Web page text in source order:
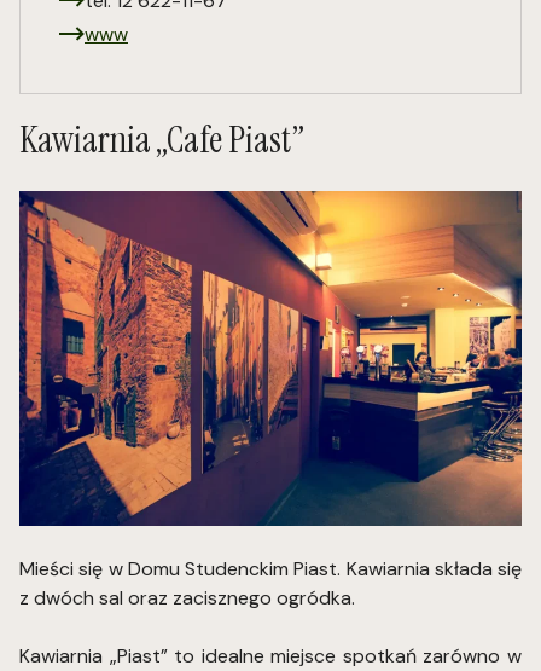
www
Kawiarnia „Cafe Piast”
Mieści się w Domu Studenckim Piast. Kawiarnia składa się
z dwóch sal oraz zacisznego ogródka.
Kawiarnia „Piast” to idealne miejsce spotkań zarówno w